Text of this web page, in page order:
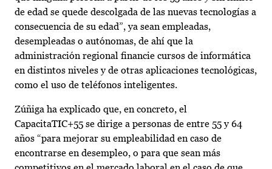
de edad se quede descolgada de las nuevas tecnologías a
consecuencia de su edad”, ya sean empleadas,
desempleadas o autónomas, de ahí que la
administración regional financie cursos de informática
en distintos niveles y de otras aplicaciones tecnológicas,
como el uso de teléfonos inteligentes.
Zúñiga ha explicado que, en concreto, el
CapacitaTIC+55 se dirige a personas de entre 55 y 64
años “para mejorar su empleabilidad en caso de
encontrarse en desempleo, o para que sean más